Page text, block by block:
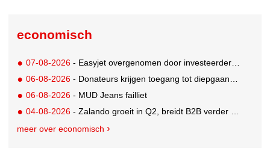
economisch
07-08-2026 - Easyjet overgenomen door investeerder Apollo
06-08-2026 - Donateurs krijgen toegang tot diepgaandere informatie over goede doelen
06-08-2026 - MUD Jeans failliet
04-08-2026 - Zalando groeit in Q2, breidt B2B verder uit en innoveert met AI
meer over economisch